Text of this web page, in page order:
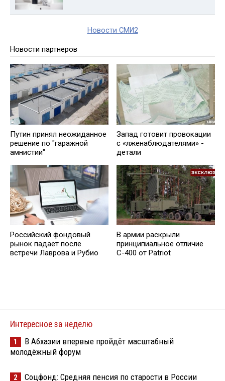
Новости СМИ2
Новости партнеров
Путин принял неожиданное
решение по "гаражной
амнистии"
Запад готовит провокации
с «лженаблюдателями» -
детали
Российский фондовый
рынок падает после
встречи Лаврова и Рубио
В армии раскрыли
принципиальное отличие
С-400 от Patriot
Интересное за неделю
1
В Абхазии впервые пройдёт масштабный
молодёжный форум
2
Соцфонд: Средняя пенсия по старости в России